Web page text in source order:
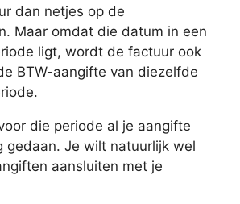
dan netjes op de
Maar omdat die datum in een
ligt, wordt de factuur ook
BTW-aangifte van diezelfde
die periode al je aangifte
gedaan. Je wilt natuurlijk wel
aansluiten met je